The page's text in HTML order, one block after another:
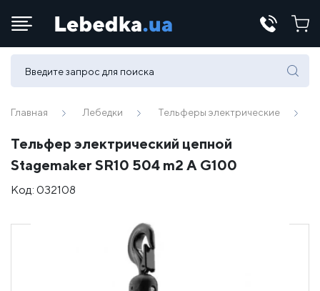
Телефоны:
(067) 430 82-15
Главная Лебедки Тельферы электрические
Тельфер электрический цепной
Stagemaker SR10 504 m2 A G100
Код: 032108